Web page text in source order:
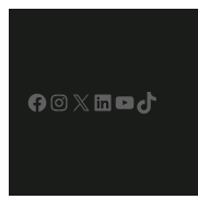
Facebook InstagramX LinkedIn YouTube TikTok